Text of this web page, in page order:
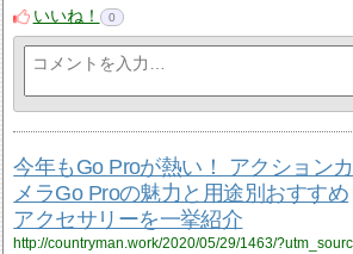
いいね！
0
今年もGo Proが熱い！ アクションカ
メラGo Proの魅力と用途別おすすめ
アクセサリーを一挙紹介